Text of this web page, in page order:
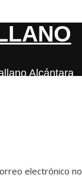
Alcántara
electrónico no